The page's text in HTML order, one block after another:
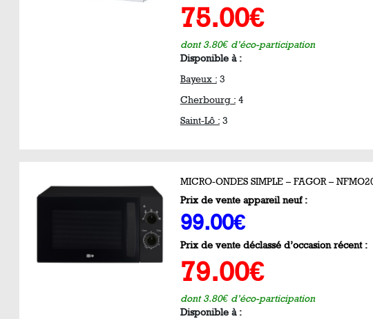
75.00€
dont 3.80€ d’éco-participation
Disponible à :
Bayeux :3
Cherbourg :4
Saint-Lô :3
MICRO-ONDES SIMPLE – FAGOR –
Prix de vente appareil neuf :
99.00€
Prix de vente déclassé d’occasion récent :
79.00€
dont 3.80€ d’éco-participation
Disponible à :